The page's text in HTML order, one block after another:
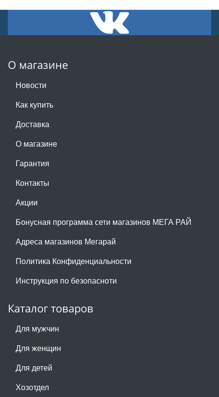
О магазине
Новости
Как купить
Доставка
О магазине
Гарантия
Контакты
Акции
Бонусная программа сети магазинов МЕГА РАЙ
Адреса магазинов Мегарай
Политика Конфиденциальности
Инструкция по безопасноти
Каталог товаров
Для мужчин
Для женщин
Для детей
Хозотдел